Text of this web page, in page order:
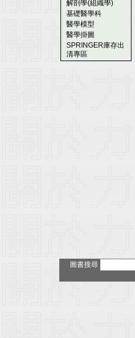
解剖學(組織學)
基礎醫學科
醫學模型
醫學掛圖
SPRINGER庫存出
清專區
圖書搜尋